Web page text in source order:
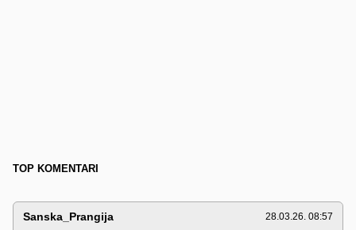
TOP KOMENTARI
Sanska_Prangija 28.03.26. 08:57